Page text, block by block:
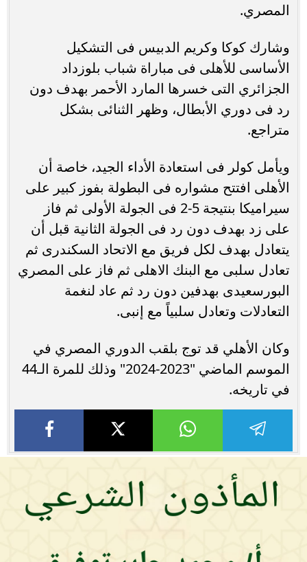
المصري.
وشارك كوكا وكريم الدبيس فى التشكيل
الأساسى للأهلى فى مباراة شباب بلوزداد
الجزائري التى خسرها المارد الأحمر بهدف دون
رد فى دوري الأبطال، وظهر الثنائى بشكل
متراجع.
ويأمل كولر فى استعادة الأداء الجيد، خاصة أن
الأهلى افتتح مشواره فى البطولة بفوز كبير على
سيراميكا بنتيجة 5-2 فى الجولة الأولى ثم فاز
على زد بهدف دون رد فى الجولة الثانية قبل أن
يتعادل بهدف لكل فريق مع الاتحاد السكندرى ثم
تعادل سلبى مع البنك الاهلى ثم فاز على المصري
البورسعيدى بهدفين دون رد ثم عاد لنغمة
التعادلات وتعادل سلبياً مع إنبى.
وكان الأهلي قد توج بلقب الدوري المصري في
الموسم الماضي "2023-2024" وذلك للمرة الـ44
في تاريخه.